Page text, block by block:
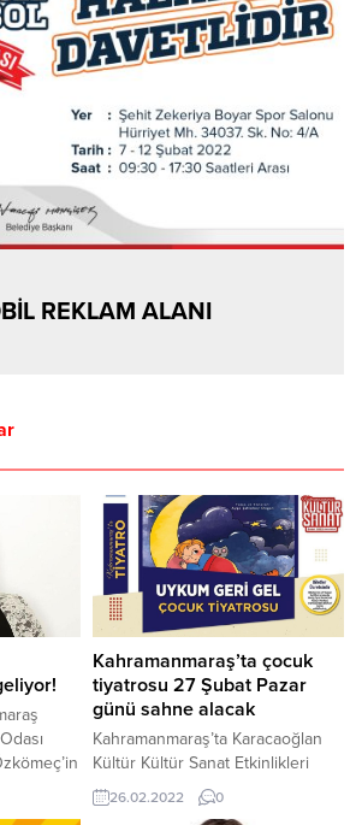
REKLAM ALANI
Kahramanmaraş’ta çocuk
tiyatrosu 27 Şubat Pazar
günü sahne alacak
Kahramanmaraş’ta Karacaoğlan
Kültür Kültür Sanat Etkinlikleri
kapsamında 27 Şubat Pazar günü
‘Uykum geri gel’ tiyatrosu Necip
26.02.2022 0